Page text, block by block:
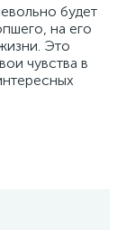
будет
на его
Это
чувства в